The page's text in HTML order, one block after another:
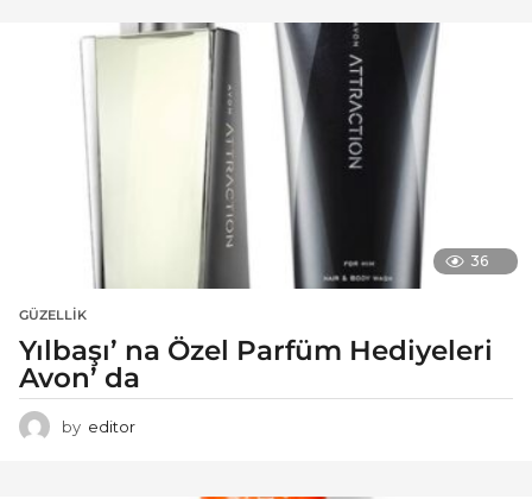
36
GÜZELLIK
Yılbaşı’ na Özel Parfüm Hediyeleri
Avon’ da
by editor